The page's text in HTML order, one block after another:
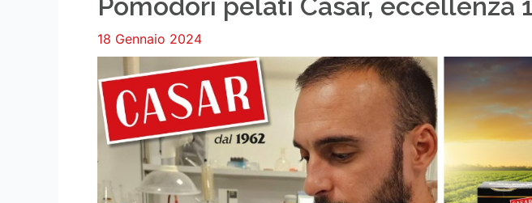
Pomodori pelati Casar, eccellenza
18 Gennaio 2024